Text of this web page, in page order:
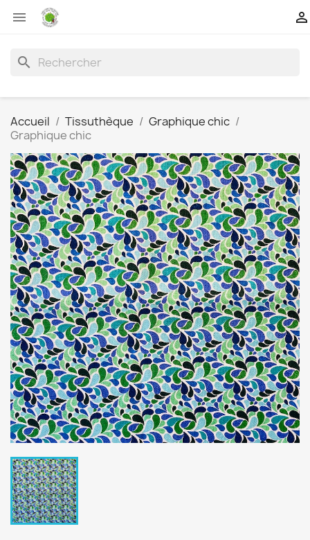
 
search
Accueil Tissuthèque
Graphique chic
Graphique chic